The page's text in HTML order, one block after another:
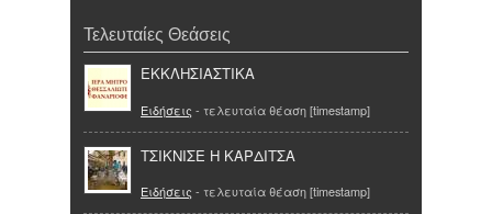
Τελευταίες Θεάσεις
ΕΚΚΛΗΣΙΑΣΤΙΚΑ
Ειδήσεις - τελευταία θέαση [timestamp]
ΤΣΙΚΝΙΣΕ Η ΚΑΡΔΙΤΣΑ
Ειδήσεις - τελευταία θέαση [timestamp]